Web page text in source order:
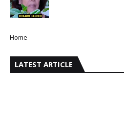
Home
LATEST ARTICLE